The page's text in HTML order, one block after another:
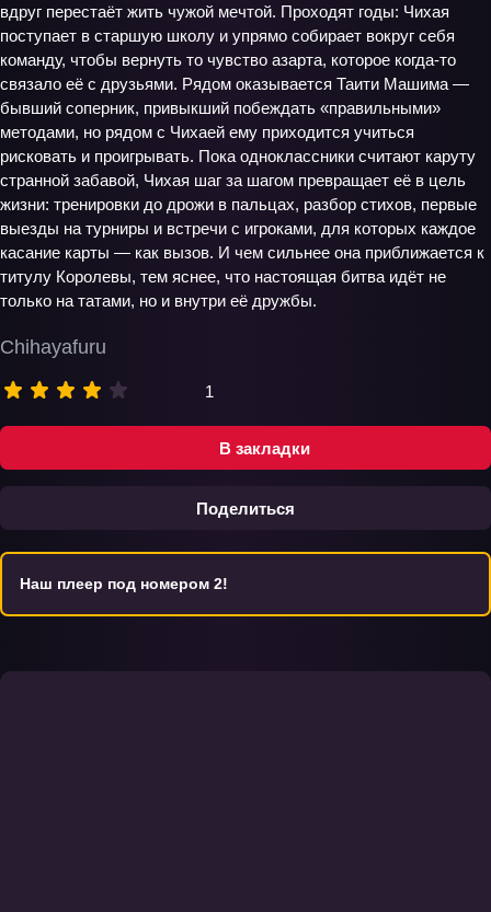
В закладки
Поделиться
Chihayafuru
1
вдруг перестаёт жить чужой мечтой. Проходят годы: Чихая
поступает в старшую школу и упрямо собирает вокруг себя
команду, чтобы вернуть то чувство азарта, которое когда-то
связало её с друзьями. Рядом оказывается Таити Машима —
бывший соперник, привыкший побеждать «правильными»
методами, но рядом с Чихаей ему приходится учиться
рисковать и проигрывать. Пока одноклассники считают каруту
странной забавой, Чихая шаг за шагом превращает её в цель
жизни: тренировки до дрожи в пальцах, разбор стихов, первые
выезды на турниры и встречи с игроками, для которых каждое
касание карты — как вызов. И чем сильнее она приближается к
титулу Королевы, тем яснее, что настоящая битва идёт не
только на татами, но и внутри её дружбы.
Наш плеер под номером 2!